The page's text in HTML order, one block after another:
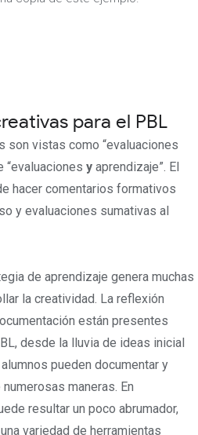
para el PBL
son vistas como “evaluaciones
“evaluaciones y aprendizaje”. El
hacer comentarios formativos
y evaluaciones sumativas al
de aprendizaje genera muchas
la creatividad. La reflexión
están presentes
desde la lluvia de ideas inicial
pueden documentar y
maneras. En
resultar un poco abrumador,
variedad de herramientas